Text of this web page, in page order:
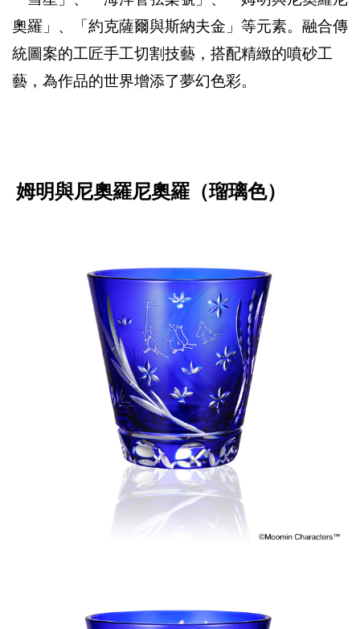
奧羅」、「約克薩爾與斯納夫金」等元素。融合傳
統圖案的工匠手工切割技藝，搭配精緻的噴砂工
藝，為作品的世界增添了夢幻色彩。
姆明與尼奧羅尼奧羅（瑠璃色）